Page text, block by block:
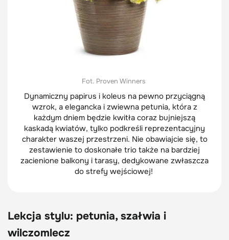
Fot. Proven Winners
Dynamiczny papirus i koleus na pewno przyciągną
wzrok, a elegancka i zwiewna petunia, która z
każdym dniem będzie kwitła coraz bujniejszą
kaskadą kwiatów, tylko podkreśli reprezentacyjny
charakter waszej przestrzeni. Nie obawiajcie się, to
zestawienie to doskonałe trio także na bardziej
zacienione balkony i tarasy, dedykowane zwłaszcza
do strefy wejściowej!
Lekcja stylu: petunia, szałwia i
wilczomlecz